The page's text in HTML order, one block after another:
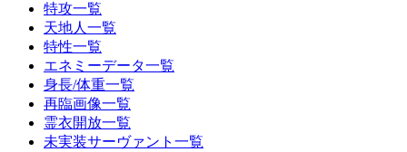
特攻一覧
天地人一覧
特性一覧
エネミーデータ一覧
身長/体重一覧
再臨画像一覧
霊衣開放一覧
未実装サーヴァント一覧